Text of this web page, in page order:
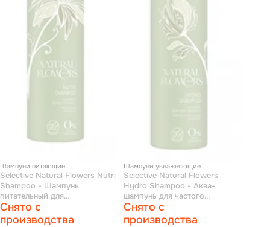
Шампуни питающие
Selective Natural Flowers Nutri
Shampoo - Шампунь
питательный для
восстановления волос 1000
мл
Снято с
производства
Шампуни увлажняющие
Selective Natural Flowers
Hydro Shampoo - Аква-
шампунь для частого
применения 1000 мл
Снято с
производства